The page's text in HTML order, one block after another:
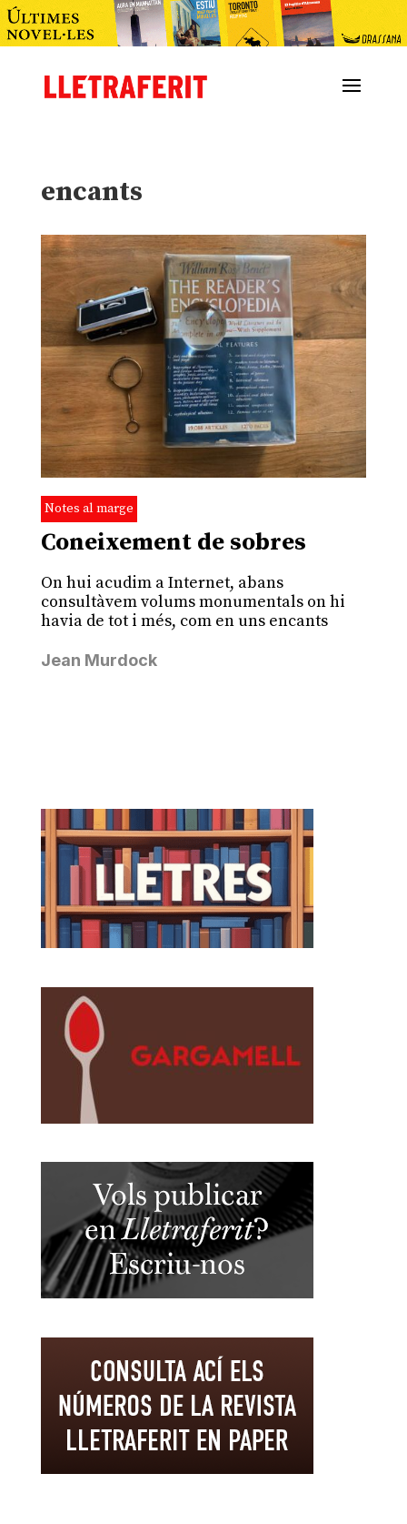
encants
Notes al marge
Coneixement de sobres
On hui acudim a Internet, abans
consultàvem volums monumentals on hi
havia de tot i més, com en uns encants
Jean Murdock